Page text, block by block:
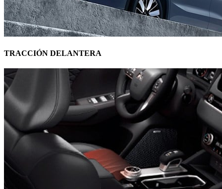
TRACCIÓN DELANTERA